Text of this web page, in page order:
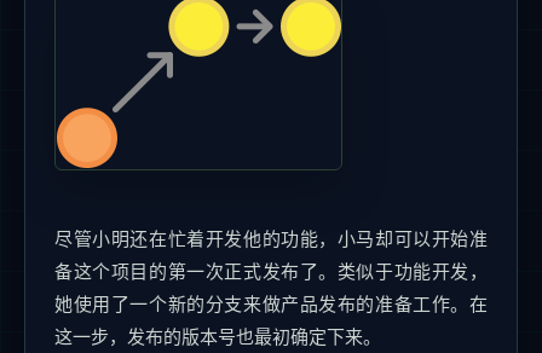
尽管小明还在忙着开发他的功能，小马却可以开始准
备这个项目的第一次正式发布了。类似于功能开发，
她使用了一个新的分支来做产品发布的准备工作。在
这一步，发布的版本号也最初确定下来。